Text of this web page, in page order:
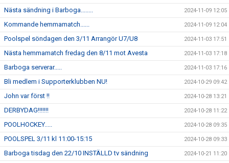
Nästa sändning i Barboga........ 2024-11-09 12:05
Kommande hemmamatch...... 2024-11-09 12:04
Poolspel söndagen den 3/11 Arrangör U7/U8 2024-11-03 17:51
Nästa hemmamatch fredag den 8/11 mot Avesta 2024-11-03 17:18
Barboga serverar..... 2024-11-03 17:16
Bli medlem i Supporterklubben NU! 2024-10-29 09:42
John var först !! 2024-10-28 13:21
DERBYDAG!!!!!!! 2024-10-28 11:22
POOLHOCKEY..... 2024-10-28 09:35
POOLSPEL 3/11 kl 11:00-15:15 2024-10-28 09:33
Barboga tisdag den 22/10 INSTÄLLD tv sändning 2024-10-21 11:20